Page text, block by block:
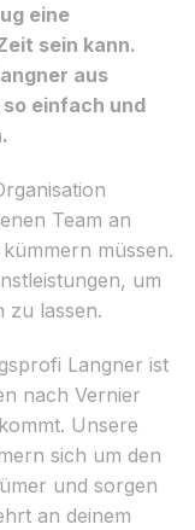
eine
sein kann.
aus
so einfach und
Team an
müssen.
um
zu lassen.
Langner ist
nach Vernier
Unsere
sich um den
und sorgen
an deinem